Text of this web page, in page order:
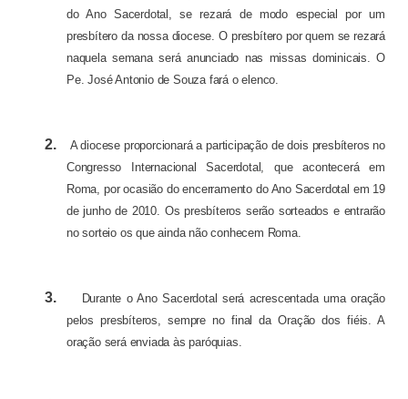
do Ano Sacerdotal, se rezará de modo especial por um
presbítero da nossa diocese. O presbítero por quem se rezará
naquela semana será anunciado nas missas dominicais. O
Pe. José Antonio de Souza fará o elenco.
2.
A diocese proporcionará a participação de dois presbíteros no
Congresso Internacional Sacerdotal, que acontecerá em
Roma, por ocasião do encerramento do Ano Sacerdotal em 19
de junho de 2010. Os presbíteros serão sorteados e entrarão
no sorteio os que ainda não conhecem Roma.
3.
Durante o Ano Sacerdotal será acrescentada uma oração
pelos presbíteros, sempre no final da Oração dos fiéis. A
oração será enviada às paróquias.